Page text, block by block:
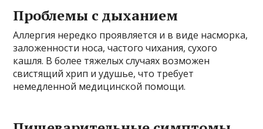
Проблемы с дыханием
Аллергия нередко проявляется и в виде насморка,
заложенности носа, частого чихания, сухого
кашля. В более тяжелых случаях возможен
свистящий хрип и удушье, что требует
немедленной медицинской помощи.